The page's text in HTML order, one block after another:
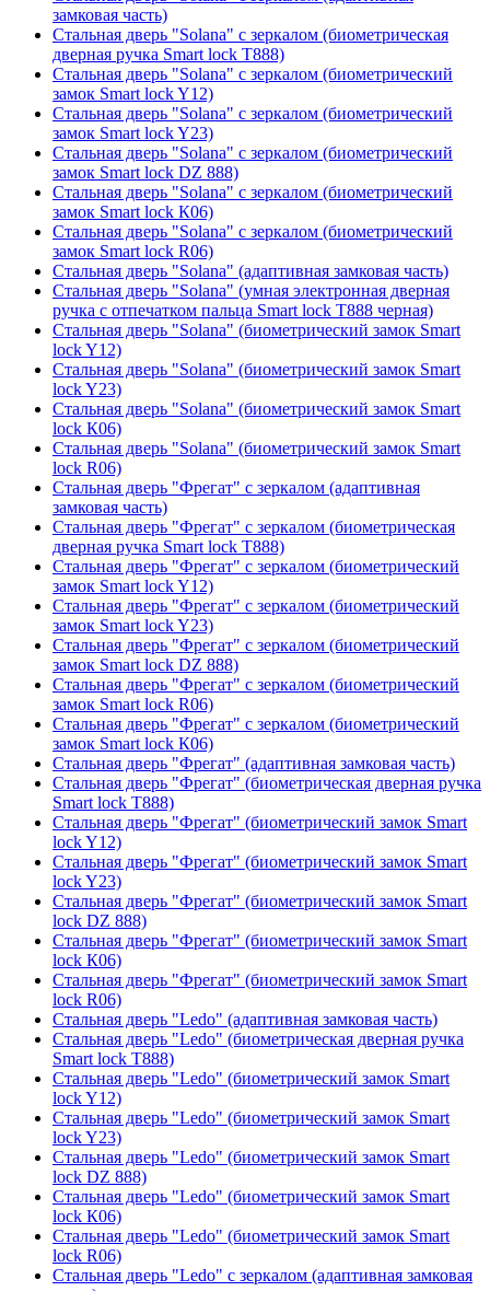
замковая часть)
Стальная дверь "Solana" с зеркалом (биометрическая
дверная ручка Smart lock T888)
Стальная дверь "Solana" с зеркалом (биометрический
замок Smart lock Y12)
Стальная дверь "Solana" с зеркалом (биометрический
замок Smart lock Y23)
Стальная дверь "Solana" с зеркалом (биометрический
замок Smart lock DZ 888)
Стальная дверь "Solana" с зеркалом (биометрический
замок Smart lock К06)
Стальная дверь "Solana" с зеркалом (биометрический
замок Smart lock R06)
Стальная дверь "Solana" (адаптивная замковая часть)
Стальная дверь "Solana" (умная электронная дверная
ручка с отпечатком пальца Smart lock T888 черная)
Стальная дверь "Solana" (биометрический замок Smart
lock Y12)
Стальная дверь "Solana" (биометрический замок Smart
lock Y23)
Стальная дверь "Solana" (биометрический замок Smart
lock К06)
Стальная дверь "Solana" (биометрический замок Smart
lock R06)
Стальная дверь "Фрегат" с зеркалом (адаптивная
замковая часть)
Стальная дверь "Фрегат" с зеркалом (биометрическая
дверная ручка Smart lock T888)
Стальная дверь "Фрегат" с зеркалом (биометрический
замок Smart lock Y12)
Стальная дверь "Фрегат" с зеркалом (биометрический
замок Smart lock Y23)
Стальная дверь "Фрегат" с зеркалом (биометрический
замок Smart lock DZ 888)
Стальная дверь "Фрегат" с зеркалом (биометрический
замок Smart lock R06)
Стальная дверь "Фрегат" с зеркалом (биометрический
замок Smart lock К06)
Стальная дверь "Фрегат" (адаптивная замковая часть)
Стальная дверь "Фрегат" (биометрическая дверная ручка
Smart lock T888)
Стальная дверь "Фрегат" (биометрический замок Smart
lock Y12)
Стальная дверь "Фрегат" (биометрический замок Smart
lock Y23)
Стальная дверь "Фрегат" (биометрический замок Smart
lock DZ 888)
Стальная дверь "Фрегат" (биометрический замок Smart
lock К06)
Стальная дверь "Фрегат" (биометрический замок Smart
lock R06)
Стальная дверь "Ledo" (адаптивная замковая часть)
Стальная дверь "Ledo" (биометрическая дверная ручка
Smart lock T888)
Стальная дверь "Ledo" (биометрический замок Smart
lock Y12)
Стальная дверь "Ledo" (биометрический замок Smart
lock Y23)
Стальная дверь "Ledo" (биометрический замок Smart
lock DZ 888)
Стальная дверь "Ledo" (биометрический замок Smart
lock К06)
Стальная дверь "Ledo" (биометрический замок Smart
lock R06)
Стальная дверь "Ledo" с зеркалом (адаптивная замковая